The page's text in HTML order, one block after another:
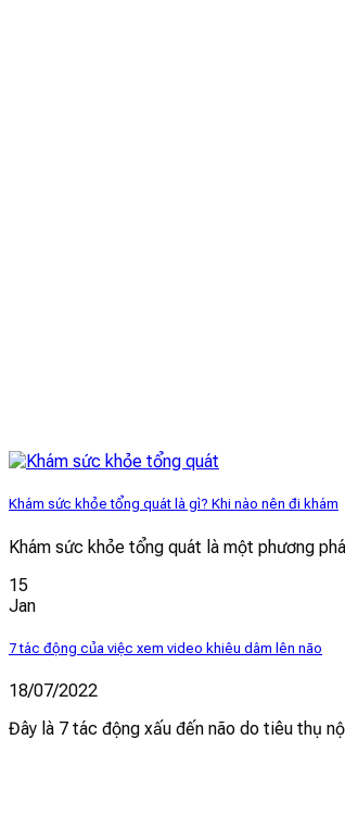
Khám sức khỏe tổng quát là gì? Khi nào nên đi khám
Khám sức khỏe tổng quát là một phương
15
Jan
7 tác động của việc xem video khiêu dâm lên não
18/07/2022
Đây là 7 tác động xấu đến não do tiêu thụ